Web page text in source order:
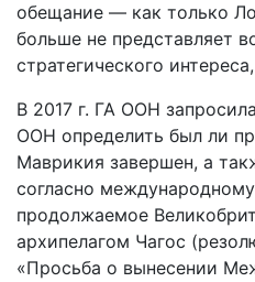
обещание — как только
больше не представляет
стратегического
В 2017 г. ГА ООН
ООН определить был ли
Маврикия завершен, а
согласно
продолжаемое
архипелагом Чагос
«Просьба о вынесении